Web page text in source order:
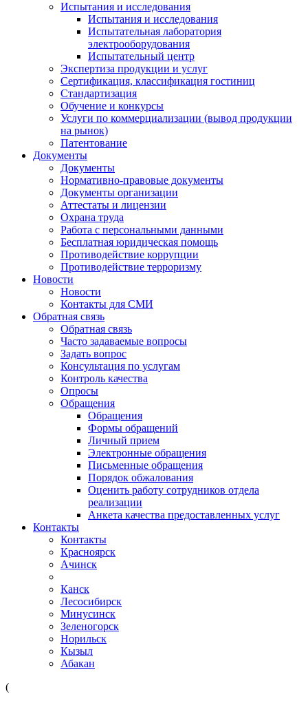
Испытания и исследования
Испытания и исследования
Испытательная лаборатория
электрооборудования
Испытательный центр
Экспертиза продукции и услуг
Сертификация, классификация гостиниц
Стандартизация
Обучение и конкурсы
Услуги по коммерциализации (вывод продукции
на рынок)
Патентование
Документы
Документы
Нормативно-правовые документы
Документы организации
Аттестаты и лицензии
Охрана труда
Работа с персональными данными
Бесплатная юридическая помощь
Противодействие коррупции
Противодействие терроризму
Новости
Новости
Контакты для СМИ
Обратная связь
Обратная связь
Часто задаваемые вопросы
Задать вопрос
Консультация по услугам
Контроль качества
Опросы
Обращения
Обращения
Формы обращений
Личный прием
Электронные обращения
Письменные обращения
Порядок обжалования
Оценить работу сотрудников отдела
реализации
Анкета качества предоставленных услуг
Контакты
Контакты
Красноярск
Ачинск
Канск
Лесосибирск
Минусинск
Зеленогорск
Норильск
Кызыл
Абакан
(